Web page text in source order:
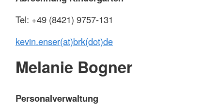
Tel: +49 (8421) 9757-131
kevin.enser(at)brk(dot)de
Melanie Bogner
Personalverwaltung